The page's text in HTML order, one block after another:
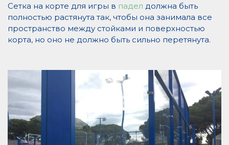
Сетка на корте для игры в падел должна быть
полностью растянута так, чтобы она занимала все
пространство между стойками и поверхностью
корта, но оно не должно быть сильно перетянута.